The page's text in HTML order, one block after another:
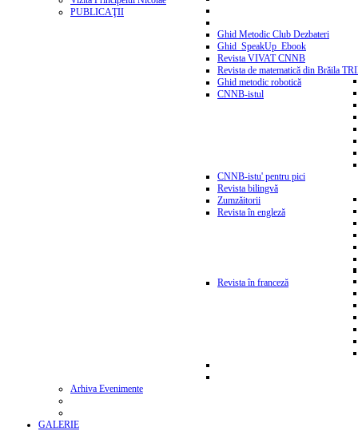
PUBLICAŢII
Ghid Metodic Club Dezbateri
Ghid_SpeakUp_Ebook
Revista VIVAT CNNB
Revista de matematică din Brăila
Ghid metodic robotică
CNNB-istul
CNNB-istu' pentru pici
Revista bilingvă
Zumzăitorii
Revista în engleză
Revista în franceză
Arhiva Evenimente
GALERIE